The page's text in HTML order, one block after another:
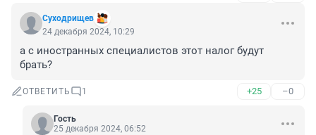
Суходрищев
24 декабря 2024, 10:29
а с иностранных специалистов этот налог будут
брать?
ОТВЕТИТЬ 1 +25 –0
Гость
25 декабря 2024, 06:52